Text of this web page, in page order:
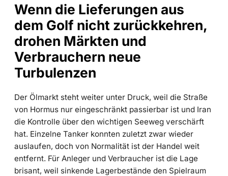
Wenn die Lieferungen aus
dem Golf nicht zurückkehren,
drohen Märkten und
Verbrauchern neue
Turbulenzen
Der Ölmarkt steht weiter unter Druck, weil die Straße
von Hormus nur eingeschränkt passierbar ist und Iran
die Kontrolle über den wichtigen Seeweg verschärft
hat. Einzelne Tanker konnten zuletzt zwar wieder
auslaufen, doch von Normalität ist der Handel weit
entfernt. Für Anleger und Verbraucher ist die Lage
brisant, weil sinkende Lagerbestände den Spielraum